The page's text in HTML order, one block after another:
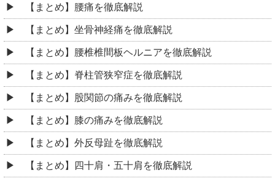
【まとめ】腰痛を徹底解説
【まとめ】坐骨神経痛を徹底解説
【まとめ】腰椎椎間板ヘルニアを徹底解説
【まとめ】脊柱管狭窄症を徹底解説
【まとめ】股関節の痛みを徹底解説
【まとめ】膝の痛みを徹底解説
【まとめ】外反母趾を徹底解説
【まとめ】四十肩・五十肩を徹底解説